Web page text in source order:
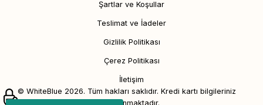
Şartlar ve Koşullar
Teslimat ve İadeler
Gizlilik Politikası
Çerez Politikası
İletişim
© WhiteBlue 2026. Tüm hakları saklıdır. Kredi kartı bilgileriniz
256bit SSL sertifikası ile korunmaktadır.